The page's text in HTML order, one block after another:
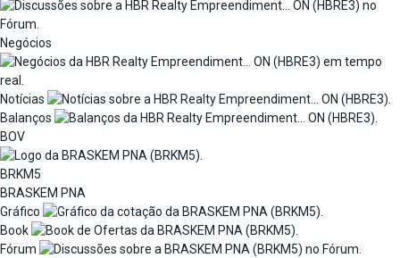
Negócios
Notícias
Balanços
BOV
BRKM5
BRASKEM PNA
Gráfico
Book
Fórum